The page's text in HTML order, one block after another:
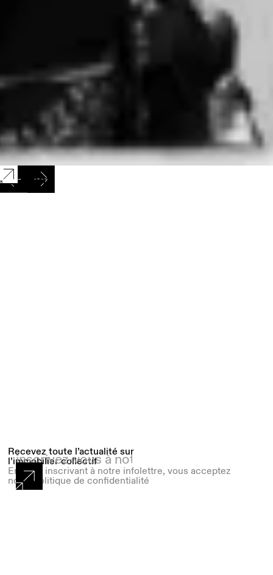
Suivant
Recevez toute l’actualité sur
l’immobilier collectif
En vous inscrivant à notre infolettre, vous acceptez
notre politique de confidentialité